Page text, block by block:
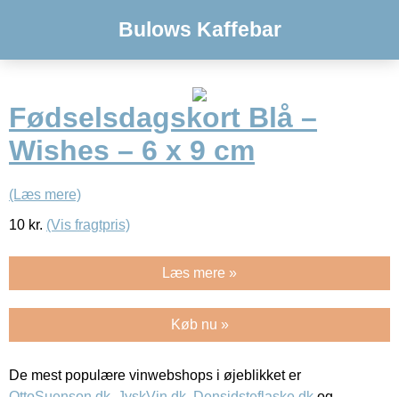
Bulows Kaffebar
Fødselsdagskort Blå –
Wishes – 6 x 9 cm
(Læs mere)
10 kr. (Vis fragtpris)
Læs mere »
Køb nu »
De mest populære vinwebshops i øjeblikket er